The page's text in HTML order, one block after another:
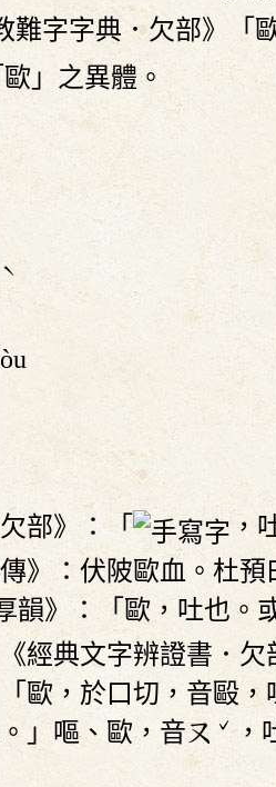
難字字典．欠部》「
」之異體。
ˋ
部》：「
，
》：伏陂歐血。杜
韻》：「歐，吐也。
經典文字辨證書．欠
歐，於口切，音毆
」嘔、歐，音 ㄡ ˇ
，